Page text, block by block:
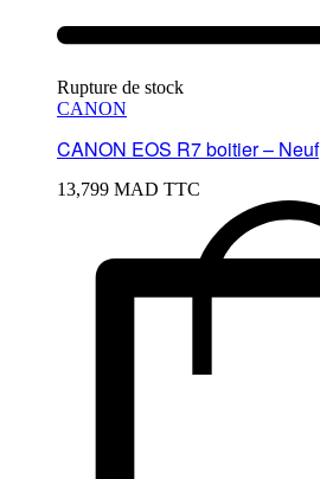
Rupture de stock
CANON
CANON EOS R7 boitier – Neuf
13,799 MAD TTC